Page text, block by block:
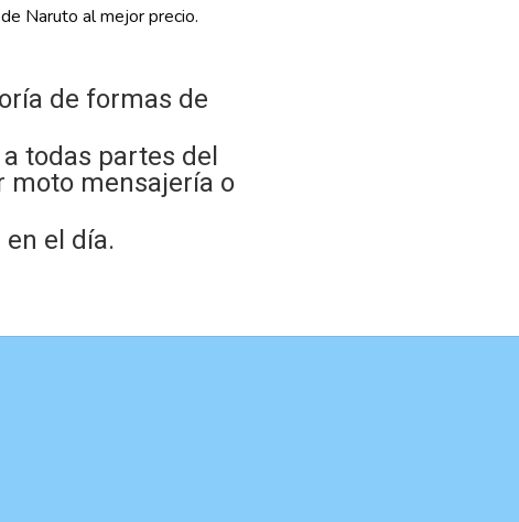
Naruto al mejor precio.
de formas de
todas partes del
moto mensajería o
el día.